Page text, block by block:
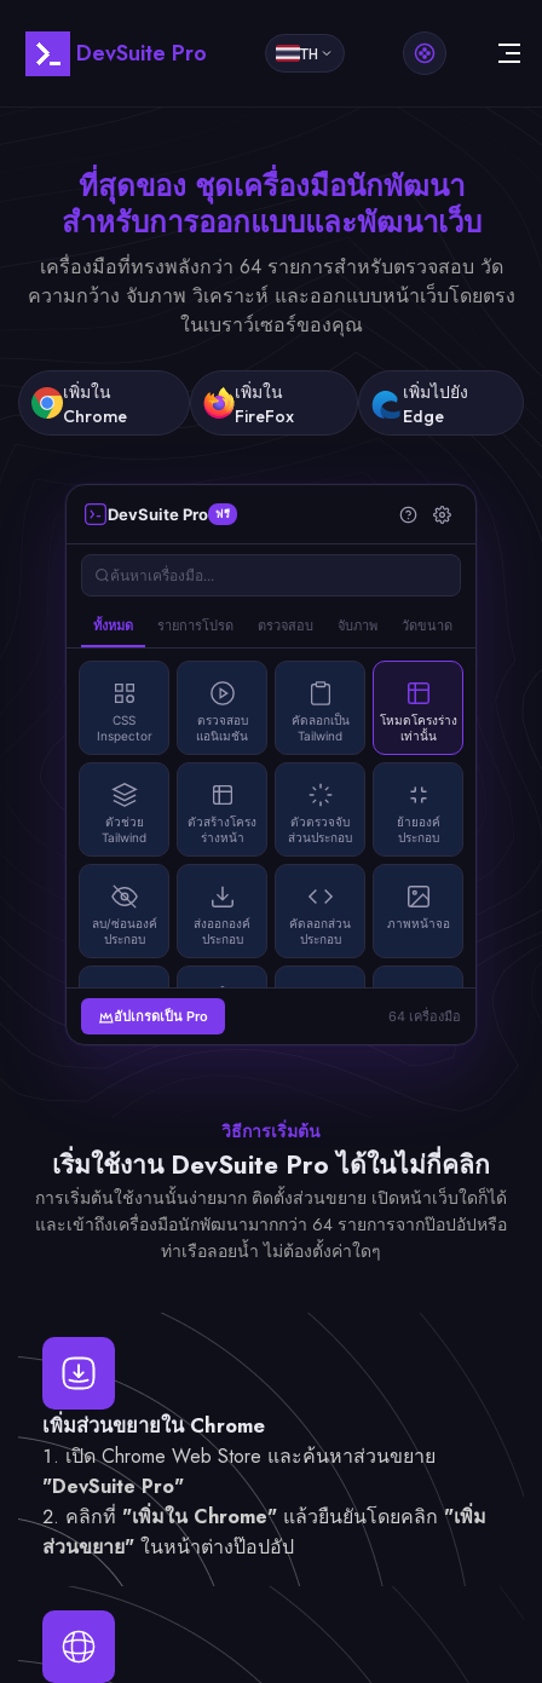
DevSuite Pro TH
ที่สุดของ ชุดเครื่องมือนักพัฒนา
สำหรับการออกแบบและพัฒนาเว็บ
เครื่องมือที่ทรงพลังกว่า 64 รายการสำหรับตรวจสอบ วัด
ความกว้าง จับภาพ วิเคราะห์ และออกแบบหน้าเว็บโดยตรง
ในเบราว์เซอร์ของคุณ
เพิ่มใน
Chrome
เพิ่มใน
FireFox
เพิ่มไปยัง
Edge
DevSuite Pro ฟรี
ค้นหาเครื่องมือ...
ทั้งหมด รายการโปรด ตรวจสอบ จับภาพ วัดขนาด
CSS
Inspector
ตรวจสอบ
แอนิเมชัน
คัดลอกเป็น
Tailwind
โหมดโครงร่าง
เท่านั้น
ตัวช่วย
Tailwind
ตัวสร้างโครง
ร่างหน้า
ตัวตรวจจับ
ส่วนประกอบ
ย้ายองค์
ประกอบ
ลบ/ซ่อนองค์
ประกอบ
ส่งออกองค์
ประกอบ
คัดลอกส่วน
ประกอบ
ภาพหน้าจอ
แยกรูปภาพ SVG Grabber
เครื่องสร้าง
อัปเกรดเป็น Pro 64 เครื่องมือ
วิธีการเริ่มต้น
เริ่มใช้งาน DevSuite Pro ได้ในไม่กี่คลิก
การเริ่มต้นใช้งานนั้นง่ายมาก ติดตั้งส่วนขยาย เปิดหน้าเว็บใดก็ได้
และเข้าถึงเครื่องมือนักพัฒนามากกว่า 64 รายการจากป๊อปอัปหรือ
ท่าเรือลอยน้ำ ไม่ต้องตั้งค่าใดๆ
เพิ่มส่วนขยายใน Chrome
เปิด Chrome Web Store และค้นหาส่วนขยาย
"DevSuite Pro"
คลิกที่ "เพิ่มใน Chrome" แล้วยืนยันโดยคลิก"เพิ่ม
ส่วนขยาย" ในหน้าต่างป๊อปอัป